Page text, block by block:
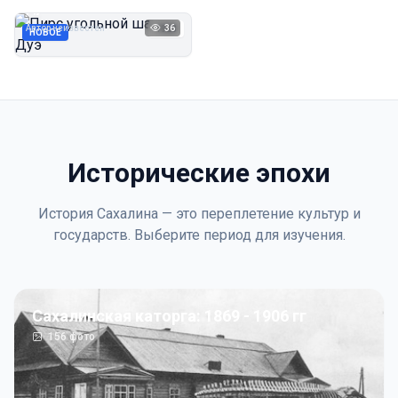
НОВОЕ 1923
Автор неизвестен 36
Исторические эпохи
История Сахалина — это переплетение культур и
государств. Выберите период для изучения.
Сахалинская каторга: 1869 - 1906 гг
156фото